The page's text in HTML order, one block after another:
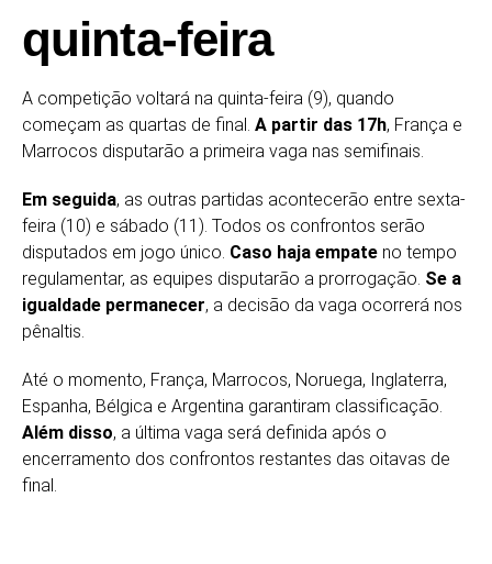
quinta-feira
A competição voltará na quinta-feira (9), quando
começam as quartas de final. A partir das 17h, França e
Marrocos disputarão a primeira vaga nas semifinais.
Em seguida, as outras partidas acontecerão entre sexta-
feira (10) e sábado (11). Todos os confrontos serão
disputados em jogo único. Caso haja empate no tempo
regulamentar, as equipes disputarão a prorrogação. Se a
igualdade permanecer, a decisão da vaga ocorrerá nos
pênaltis.
Até o momento, França, Marrocos, Noruega, Inglaterra,
Espanha, Bélgica e Argentina garantiram classificação.
Além disso, a última vaga será definida após o
encerramento dos confrontos restantes das oitavas de
final.